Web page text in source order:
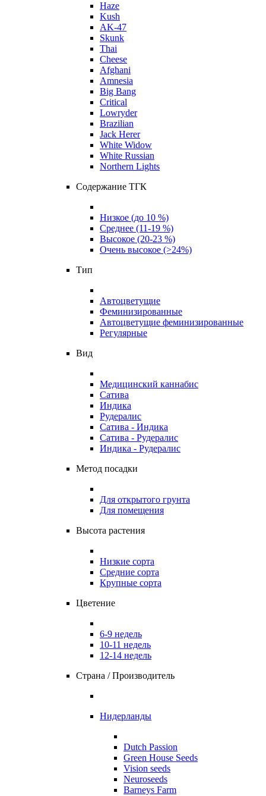
Haze
Kush
AK-47
Skunk
Thai
Cheese
Afghani
Amnesia
Big Bang
Critical
Lowryder
Brazilian
Jack Herer
White Widow
White Russian
Northern Lights
Содержание ТГК
Низкое (до 10 %)
Среднее (11-19 %)
Высокое (20-23 %)
Очень высокое (>24%)
Тип
Автоцветущие
Феминизированные
Автоцветущие феминизированные
Регулярные
Вид
Медицинский каннабис
Сатива
Индика
Рудералис
Сатива - Индика
Сатива - Рудералис
Индика - Рудералис
Метод посадки
Для открытого грунта
Для помещения
Высота растения
Низкие сорта
Средние сорта
Крупные сорта
Цветение
6-9 недель
10-11 недель
12-14 недель
Страна / Производитель
Нидерланды
Dutch Passion
Green House Seeds
Vision seeds
Neuroseeds
Barneys Farm